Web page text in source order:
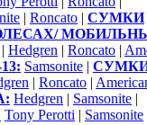
| Roncato | СУМКИ
| Hedgren | Roncato |
Samsonite |
| Roncato |
Hedgren | Samsonite |
Tony Perotti | Samsonite